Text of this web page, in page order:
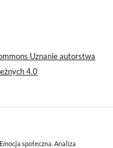
Uznanie autorstwa
4.0
społeczna. Analiza